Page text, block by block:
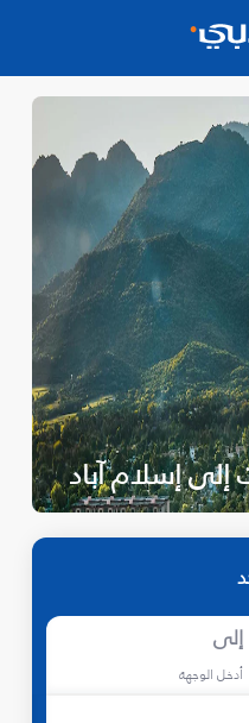
إلى إسلام آباد
إلى
أدخل الوجهة